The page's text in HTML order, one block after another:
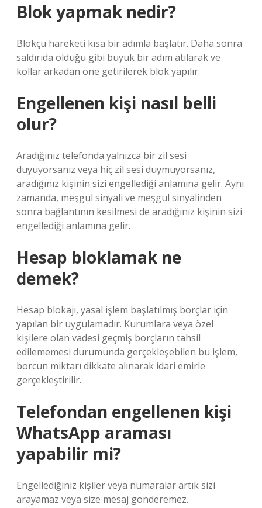
Blok yapmak nedir?
Blokçu hareketi kısa bir adımla başlatır. Daha sonra
saldırıda olduğu gibi büyük bir adım atılarak ve
kollar arkadan öne getirilerek blok yapılır.
Engellenen kişi nasıl belli
olur?
Aradığınız telefonda yalnızca bir zil sesi
duyuyorsanız veya hiç zil sesi duymuyorsanız,
aradığınız kişinin sizi engellediği anlamına gelir. Aynı
zamanda, meşgul sinyali ve meşgul sinyalinden
sonra bağlantının kesilmesi de aradığınız kişinin sizi
engellediği anlamına gelir.
Hesap bloklamak ne
demek?
Hesap blokajı, yasal işlem başlatılmış borçlar için
yapılan bir uygulamadır. Kurumlara veya özel
kişilere olan vadesi geçmiş borçların tahsil
edilememesi durumunda gerçekleşebilen bu işlem,
borcun miktarı dikkate alınarak idari emirle
gerçekleştirilir.
Telefondan engellenen kişi
WhatsApp araması
yapabilir mi?
Engellediğiniz kişiler veya numaralar artık sizi
arayamaz veya size mesaj gönderemez.